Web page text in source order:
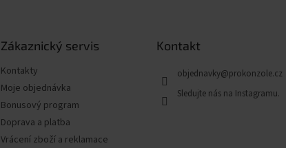
Zákaznický servis
Kontakty
Moje objednávka
Bonusový program
Doprava a platba
Vrácení zboží a reklamace
Kontakt
objednavky@prokonzole.cz